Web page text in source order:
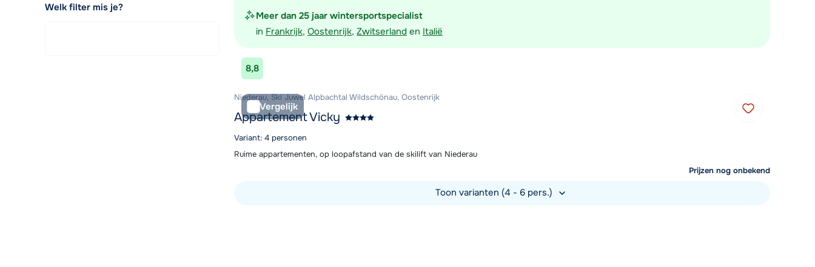
Meer dan 25 jaar wintersportspecialist
in Frankrijk, Oostenrijk, Zwitserland en Italië
8,8
Vergelijk
Niederau, Ski Juwel Alpbachtal Wildschönau, Oostenrijk
Appartement Vicky
Variant: 4 personen
Ruime appartementen, op loopafstand van de skilift van Niederau
Prijzen nog onbekend
Toon varianten (4 - 6 pers.)
Welk filter mis je?